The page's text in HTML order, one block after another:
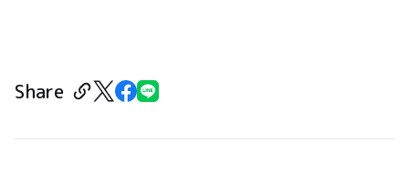
Share